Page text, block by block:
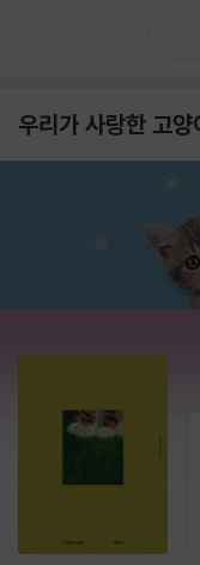
우리가 사랑한 고양